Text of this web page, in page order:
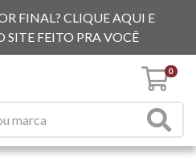
FINAL? CLIQUE AQUI E
SITE FEITO PRA VOCÊ
0